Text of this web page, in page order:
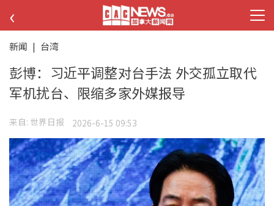
‹
新闻 | 台湾
彭博：习近平调整对台手法 外交孤立取代
军机扰台、限缩多家外媒报导
来自: 世界日报 2026-6-15 09:53